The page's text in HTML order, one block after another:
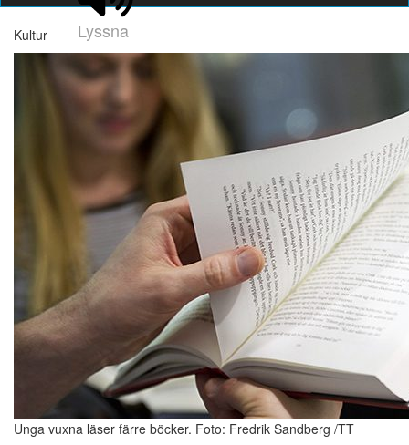
Lyssna
Kultur
Unga vuxna läser färre böcker. Foto: Fredrik Sandberg /TT